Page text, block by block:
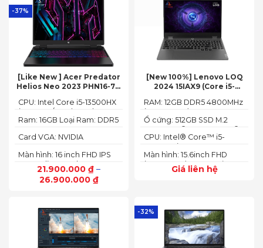
-37%
[Like New ] Acer Predator
Helios Neo 2023 PHN16-71-
16GB, 512GB, RTX 4050 6GB,
16″ FHD 165Hz)
21.900.000 ₫ –
26.900.000 ₫
Màn hình: 16 inch FHD IPS
165Hz SlimBezel, sRGB
100%, Acer ComfyView,
500 nits
Card VGA: NVIDIA
(140W)
Ram: 16GB Loại Ram: DDR5
CPU: Intel Core i5-13500HX
(14 Cores/ 20 Threads, up
to 4.70 GHz, 24MB)
[New 100%] Lenovo LOQ
2024 15IAX9 (Core i5-
3050 6GB, 15.6″ FHD 144Hz)
Giá liên hệ
Màn hình: 15.6inch FHD
(1920x1080) IPS 300nits
Anti-glare, 100%sRGB,
CPU: Intel® Core™ i5-
12450HX (2.00GHz up to
4.40GHz, 12MB Cache)
Ổ cứng: 512GB SSD M.2
2242 PCIe® 4.0x4 NVMe®
RAM: 12GB DDR5 4800MHz
(up to 32GB)
-32%